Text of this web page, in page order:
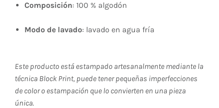
Composición: 100 % algodón
Modo de lavado: lavado en agua fría
Este producto está estampado artesanalmente mediante la
técnica Block Print, puede tener pequeñas imperfecciones
de color o estampación que lo convierten en una pieza
única.